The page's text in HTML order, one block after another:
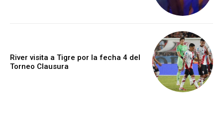
River visita a Tigre por la fecha 4 del
Torneo Clausura